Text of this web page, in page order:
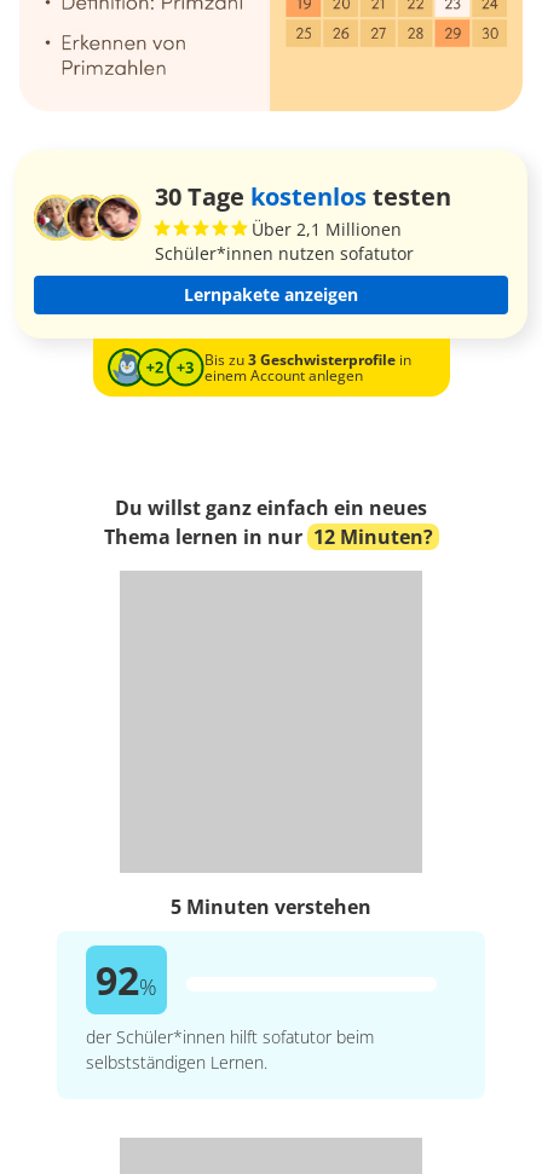
30 Tage kostenlostesten
Über 2,1 Millionen
Schüler*innen nutzen sofatutor
Lernpakete anzeigen
Bis zu3 Geschwisterprofilein
einem Account anlegen
Du willst ganz einfach ein neues
Thema lernen in nur 12 Minuten?
5 Minuten verstehen
92%
der Schüler*innen hilft sofatutor beim
selbstständigen Lernen.